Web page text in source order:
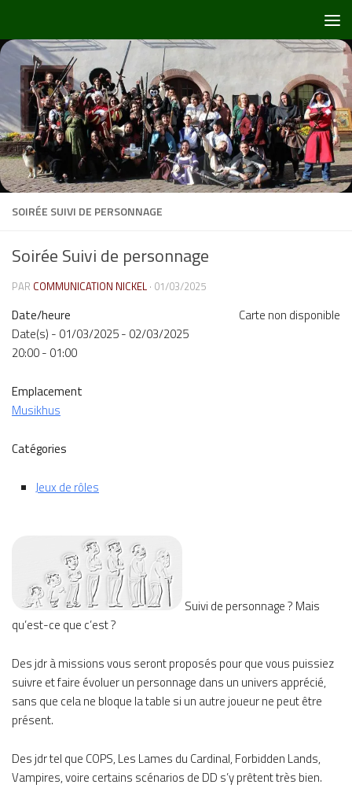
SOIRÉE SUIVI DE PERSONNAGE
Soirée Suivi de personnage
PAR COMMUNICATION NICKEL · 01/03/2025
Carte non disponible
Date/heure
Date(s) - 01/03/2025 - 02/03/2025
20:00 - 01:00
Emplacement
Musikhus
Catégories
Jeux de rôles
Suivi de personnage ? Mais
qu’est-ce que c’est ?
Des jdr à missions vous seront proposés pour que vous puissiez
suivre et faire évoluer un personnage dans un univers apprécié,
sans que cela ne bloque la table si un autre joueur ne peut être
présent.
Des jdr tel que COPS, Les Lames du Cardinal, Forbidden Lands,
Vampires, voire certains scénarios de DD s’y prêtent très bien.